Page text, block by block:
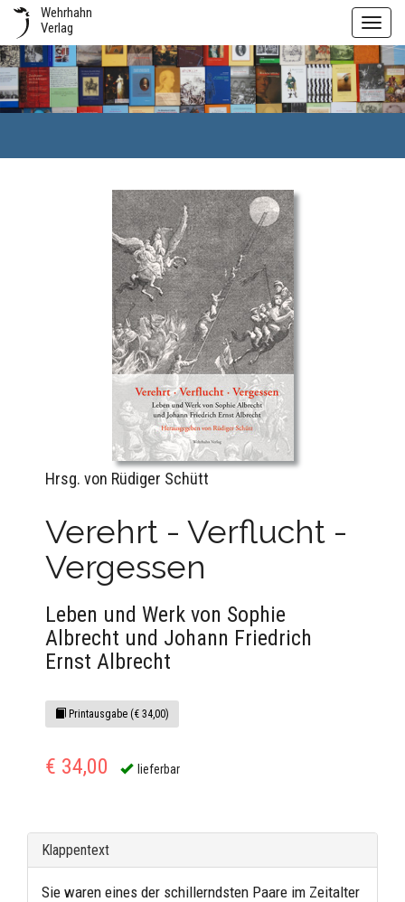
Wehrhahn
Verlag
Hrsg. von Rüdiger Schütt
Verehrt - Verflucht -
Vergessen
Leben und Werk von Sophie
Albrecht und Johann Friedrich
Ernst Albrecht
Printausgabe (€ 34,00)
€ 34,00 lieferbar
Klappentext
Sie waren eines der schillerndsten Paare im Zeitalter